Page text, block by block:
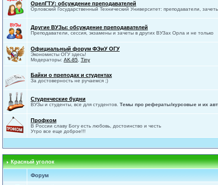
ОрелГТУ: обсуждение преподавателей
Орловский Государственный Технический Университет: преподаватели,
Другие ВУЗы: обсуждение преподавателей
Преподаватели, сессия, экзамены и зачеты в других ВУЗах Орла и не только
Официальный форум ФЭиУ ОГУ
Экономисты ОГУ здесь!
Модераторы: AK-85, Tiny
Байки о преподах и студентах
За достоверность не ручаемся ;)
Студенческие будни
ВУЗы и студенты, все для студентов. Темы про рефераты/курсовые и их
Профком
В России славу Богу есть любовь, достоинство и честь
Утро все еще доброе!!!
Красный уголок
Форум